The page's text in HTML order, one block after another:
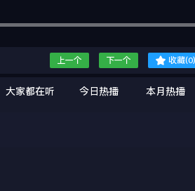
上一个 下一个  收藏(0)
大家都在听 今日热播 本月热播